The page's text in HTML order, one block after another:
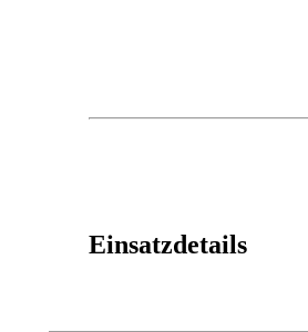
Einsatzdetails